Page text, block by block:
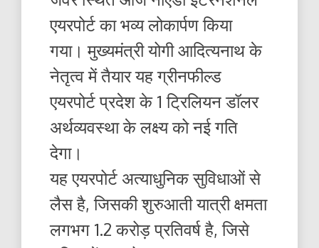
एयरपोर्ट का भव्य लोकार्पण किया
गया। मुख्यमंत्री योगी आदित्यनाथ के
नेतृत्व में तैयार यह ग्रीनफील्ड
एयरपोर्ट प्रदेश के 1 ट्रिलियन डॉलर
अर्थव्यवस्था के लक्ष्य को नई गति
देगा।
यह एयरपोर्ट अत्याधुनिक सुविधाओं से
लैस है, जिसकी शुरुआती यात्री क्षमता
लगभग 1.2 करोड़ प्रतिवर्ष है, जिसे